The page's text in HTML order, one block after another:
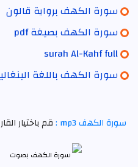
سورة الكهف برواية قالون
سورة الكهف بصيغة pdf
surah Al-Kahf full
سورة الكهف باللغة
سورة الكهف mp3 : قم باختيار